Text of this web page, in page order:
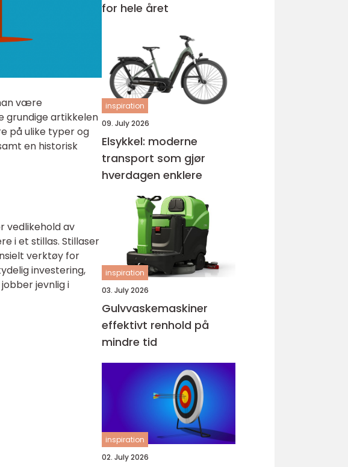
være
grundige artikkelen
på ulike typer og
en historisk
vedlikehold av
i et stillas. Stillaser
verktøy for
investering,
jevnlig i
for hele året
inspiration
09. July 2026
Elsykkel: moderne
transport som gjør
hverdagen enklere
inspiration
03. July 2026
Gulvvaskemaskiner
effektivt renhold på
mindre tid
inspiration
02. July 2026